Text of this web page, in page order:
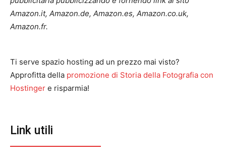
Amazon.it, Amazon.de, Amazon.es, Amazon.co.uk,
Amazon.fr.
Ti serve spazio hosting ad un prezzo mai visto?
Approfitta della promozione di Storia della Fotografia con
Hostinger e risparmia!
Link utili